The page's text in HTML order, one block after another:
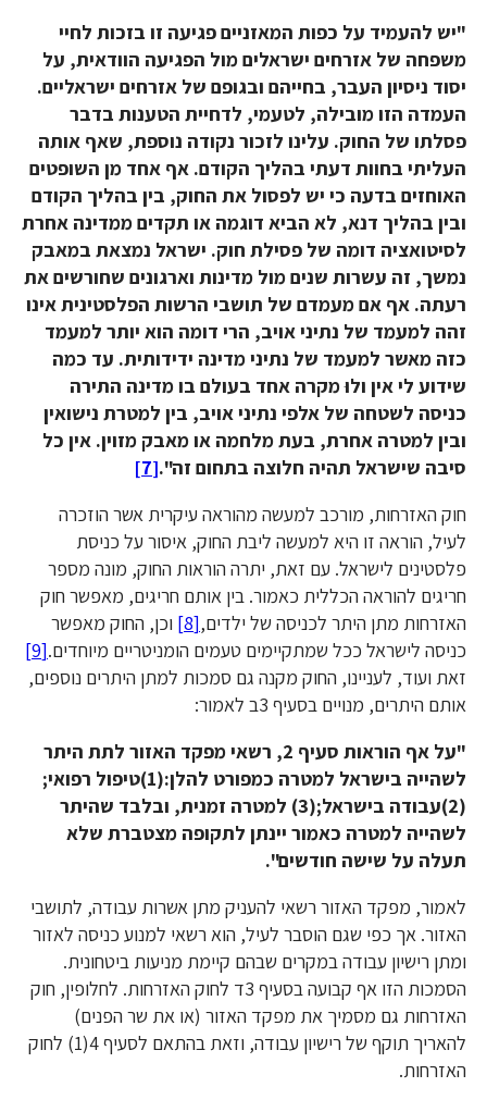
"יש להעמיד על כפות המאזניים פגיעה זו בזכות לחיי
משפחה של אזרחים ישראלים מול הפגיעה הוודאית, על
יסוד ניסיון העבר, בחייהם ובגופם של אזרחים ישראליים.
העמדה הזו מובילה, לטעמי, לדחיית הטענות בדבר
פסלתו של החוק. עלינו לזכור נקודה נוספת, שאף אותה
העליתי בחוות דעתי בהליך הקודם. אף אחד מן השופטים
האוחזים בדעה כי יש לפסול את החוק, בין בהליך הקודם
ובין בהליך דנא, לא הביא דוגמה או תקדים ממדינה אחרת
לסיטואציה דומה של פסילת חוק. ישראל נמצאת במאבק
נמשך, זה עשרות שנים מול מדינות וארגונים שחורשים את
רעתה. אף אם מעמדם של תושבי הרשות הפלסטינית אינו
זהה למעמד של נתיני אויב, הרי דומה הוא יותר למעמד
כזה מאשר למעמד של נתיני מדינה ידידותית. עד כמה
שידוע לי אין ולוּ מקרה אחד בעולם בו מדינה התירה
כניסה לשטחה של אלפי נתיני אויב, בין למטרת נישואין
ובין למטרה אחרת, בעת מלחמה או מאבק מזוין. אין כל
סיבה שישראל תהיה חלוצה בתחום זה".[7]
חוק האזרחות, מורכב למעשה מהוראה עיקרית אשר הוזכרה
לעיל, הוראה זו היא למעשה ליבת החוק, איסור על כניסת
פלסטינים לישראל. עם זאת, יתרה הוראות החוק, מונה מספר
חריגים להוראה הכללית כאמור. בין אותם חריגים, מאפשר חוק
האזרחות מתן היתר לכניסה של ילדים,[8]
וכן, החוק מאפשר
כניסה לישראל ככל שמתקיימים טעמים הומניטריים מיוחדים.[9]
זאת ועוד, לעניינו, החוק מקנה גם סמכות למתן היתרים נוספים,
אותם היתרים, מנויים בסעיף 3ב לאמור:
"על אף הוראות סעיף 2, רשאי מפקד האזור לתת היתר
לשהייה בישראל למטרה כמפורט להלן:(1)טיפול רפואי;
(2)עבודה בישראל;(3)
למטרה זמנית, ובלבד שהיתר
לשהייה למטרה כאמור יינתן לתקופה מצטברת שלא
תעלה על שישה חודשים".
לאמור, מפקד האזור רשאי להעניק מתן אשרות עבודה, לתושבי
האזור. אך כפי שגם הוסבר לעיל, הוא רשאי למנוע כניסה לאזור
ומתן רישיון עבודה במקרים שבהם קיימת מניעות ביטחונית.
הסמכות הזו אף קבועה בסעיף 3ד לחוק האזרחות. לחלופין, חוק
האזרחות גם מסמיך את מפקד האזור (או את שר הפנים)
להאריך תוקף של רישיון עבודה, וזאת בהתאם לסעיף 4(1) לחוק
האזרחות.